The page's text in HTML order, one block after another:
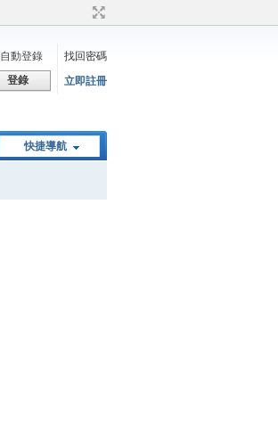
自動登錄
找回密碼
登錄 立即註冊
快捷導航